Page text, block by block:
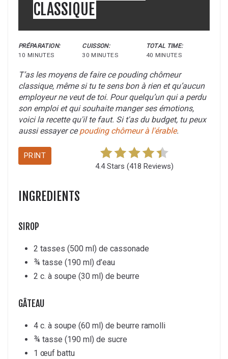
CLASSIQUE
PRÉPARATION:
10 MINUTES
CUISSON:
30 MINUTES
TOTAL TIME:
40 MINUTES
T’as les moyens de faire ce pouding chômeur
classique, même si tu te sens bon à rien et qu’aucun
employeur ne veut de toi. Pour quelqu’un qui a perdu
son emploi et qui souhaite manger ses émotions,
voici la recette qu'il te faut. Si t'as du budget, tu peux
aussi essayer cepouding chômeur à l'érable.
PRINT
4.4 Stars (418 Reviews)
INGREDIENTS
SIROP
2 tasses (500 ml) de cassonade
¾ tasse (190 ml) d’eau
2 c. à soupe (30 ml) de beurre
GÂTEAU
4 c. à soupe (60 ml) de beurre ramolli
¾ tasse (190 ml) de sucre
1 œuf battu